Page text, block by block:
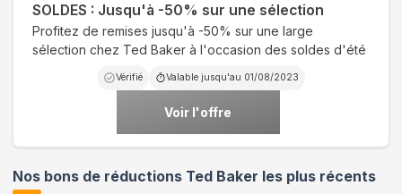
SOLDES : Jusqu'à -50% sur une sélection
Profitez de remises jusqu'à -50% sur une large
sélection chez Ted Baker à l'occasion des soldes d'été
Vérifié Valable jusqu'au 01/08/2023
Voir l'offre
Nos bons de réductions Ted Baker les plus récents